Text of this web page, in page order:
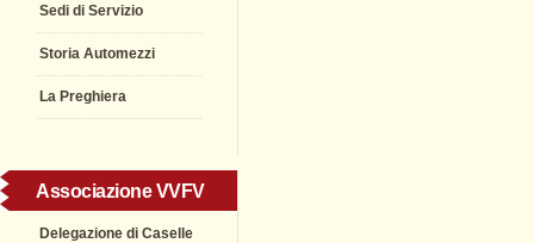
Sedi di Servizio
Storia Automezzi
La Preghiera
Associazione VVFV
Delegazione di Caselle